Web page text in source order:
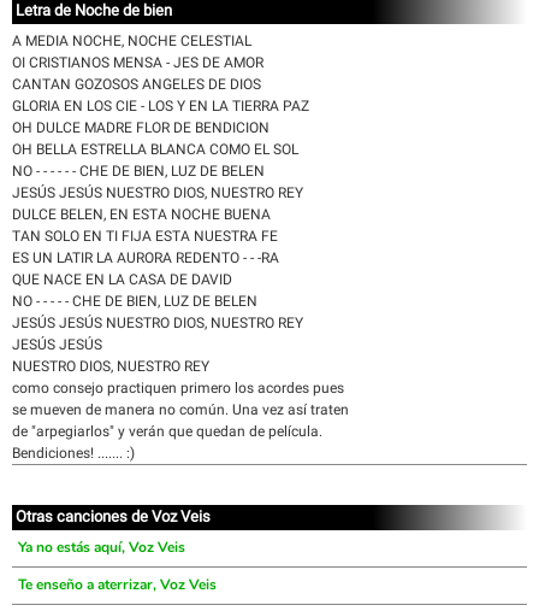
Letra de Noche de bien
A MEDIA NOCHE, NOCHE CELESTIAL
OI CRISTIANOS MENSA - JES DE AMOR
CANTAN GOZOSOS ANGELES DE DIOS
GLORIA EN LOS CIE - LOS Y EN LA TIERRA PAZ
OH DULCE MADRE FLOR DE BENDICION
OH BELLA ESTRELLA BLANCA COMO EL SOL
NO - - - - - - CHE DE BIEN, LUZ DE BELEN
JESÚS JESÚS NUESTRO DIOS, NUESTRO REY
DULCE BELEN, EN ESTA NOCHE BUENA
TAN SOLO EN TI FIJA ESTA NUESTRA FE
ES UN LATIR LA AURORA REDENTO - - -RA
QUE NACE EN LA CASA DE DAVID
NO - - - - - CHE DE BIEN, LUZ DE BELEN
JESÚS JESÚS NUESTRO DIOS, NUESTRO REY
JESÚS JESÚS
NUESTRO DIOS, NUESTRO REY
como consejo practiquen primero los acordes pues
se mueven de manera no común. Una vez así traten
de "arpegiarlos" y verán que quedan de película.
Bendiciones! ....... :)
Otras canciones de Voz Veis
Ya no estás aquí, Voz Veis
Te enseño a aterrizar, Voz Veis